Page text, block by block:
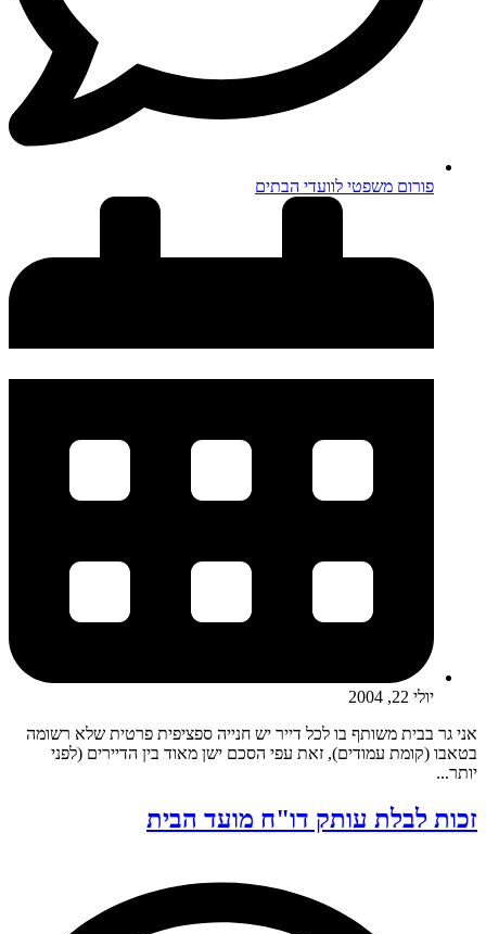
פורום משפטי לוועדי הבתים
יולי 22, 2004
אני גר בבית משותף בו לכל דייר יש חנייה ספציפית פרטית שלא רשומה
בטאבו (קומת עמודים), זאת עפי הסכם ישן מאוד בין הדיירים (לפני
יותר...
זכות לבלת עותק דו"ח מועד הבית